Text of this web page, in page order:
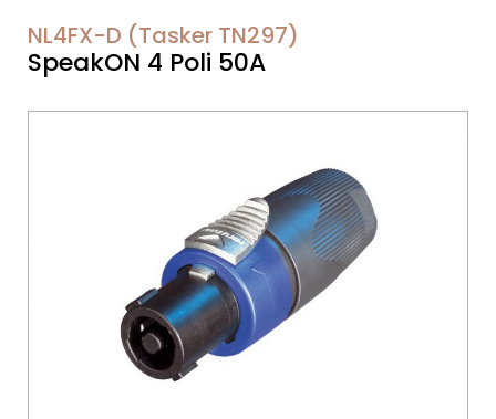
NL4FX-D (Tasker TN297)
SpeakON 4 Poli 50A